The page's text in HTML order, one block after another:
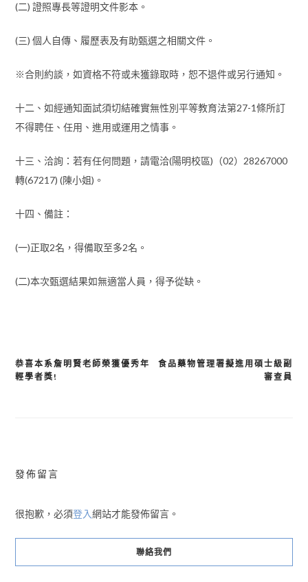
(二) 證照專長等證明文件影本。
(三) 個人自傳、履歷表及有助甄選之相關文件。
※合則約談，如資格不符或未獲錄取時，恕不退件或另行通知。
十二、如經通知面試須切結確實無性別平等教育法第27-1條所訂
不得聘任、任用、進用或運用之情事。
十三、洽詢：若有任何問題，請電洽(陽明校區)（02）28267000
轉(67217) (陳小姐)。
十四、備註：
(一)正取2名，得備取至多2名。
(二)本次甄選結果如無適當人員，得予從缺。
文
食品藥物管理署擬進用碩士級副
審查員
恭喜本系詹明賢老師榮獲優秀年
輕學者獎!
發佈留言
很抱歉，必須登入網站才能發佈留言。
聯絡我們